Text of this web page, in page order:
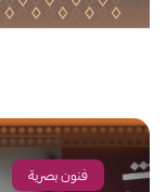
فنون بصرية